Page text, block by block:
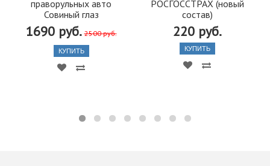
праворульных авто
Совиный глаз
1690 руб. 2500 руб.
КУПИТЬ
РОСГОССТРАХ (новый
состав)
220 руб.
КУПИТЬ